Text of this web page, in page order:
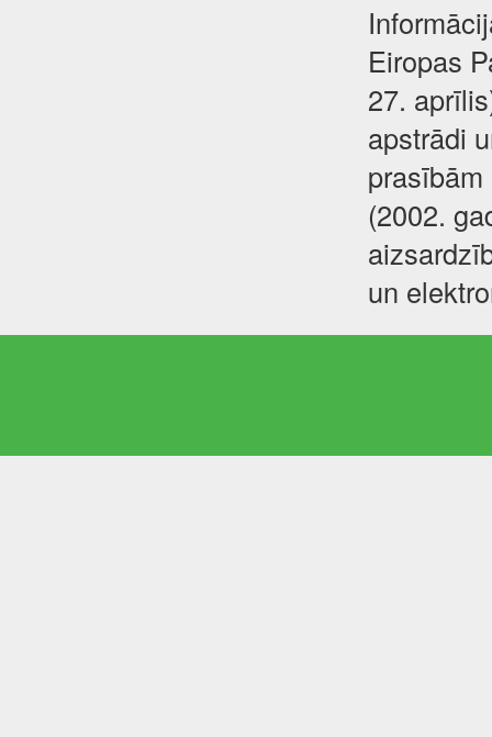
Eiropas
27.
apstrādi
(2002.
un